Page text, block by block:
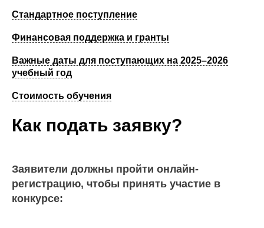
Стандартное поступление
Финансовая поддержка и гранты
Важные даты для поступающих на 2025–2026
учебный год
Стоимость обучения
Как подать заявку?
Заявители должны пройти онлайн-
регистрацию, чтобы принять участие в
конкурсе: